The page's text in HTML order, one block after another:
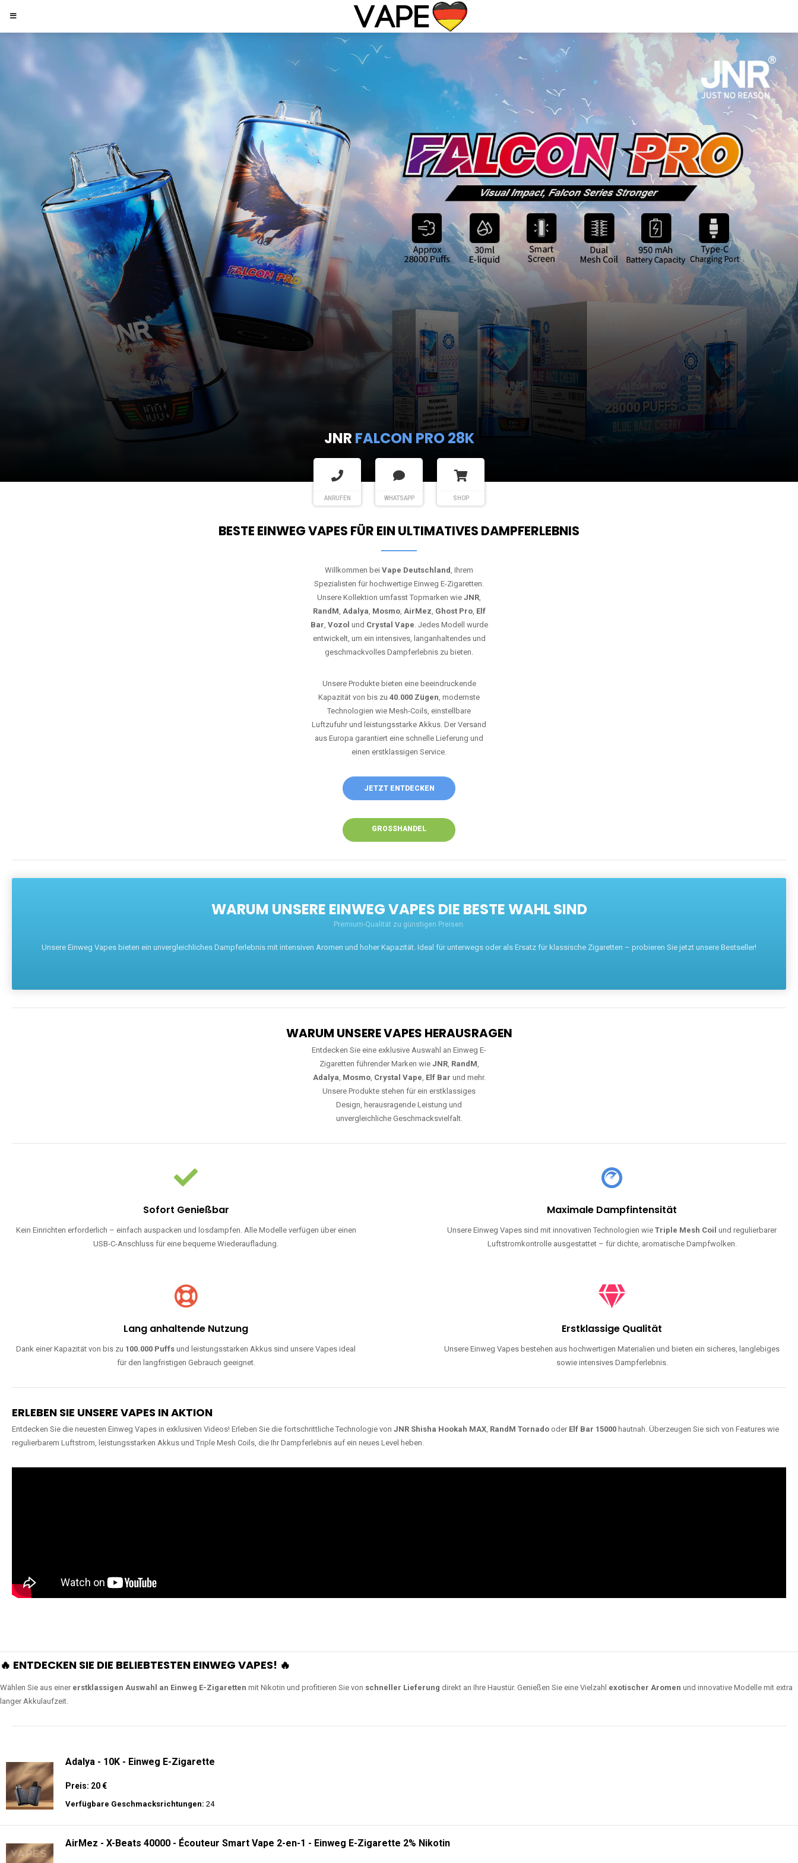
JNR FALCON PRO 28K
ANRUFEN WHATSAPP SHOP
BESTE EINWEG VAPES FÜR EIN ULTIMATIVES DAMPFERLEBNIS
Willkommen bei Vape Deutschland, Ihrem
Spezialisten für hochwertige Einweg E-Zigaretten.
Unsere Kollektion umfasst Topmarken wie JNR,
RandM, Adalya, Mosmo, AirMez, Ghost Pro, Elf
Bar, Vozol und Crystal Vape. Jedes Modell wurde
entwickelt, um ein intensives, langanhaltendes und
geschmackvolles Dampferlebnis zu bieten.
Unsere Produkte bieten eine beeindruckende
Kapazität von bis zu 40.000 Zügen, modernste
Technologien wie Mesh-Coils, einstellbare
Luftzufuhr und leistungsstarke Akkus. Der Versand
aus Europa garantiert eine schnelle Lieferung und
einen erstklassigen Service.
JETZT ENTDECKEN
GROSSHANDEL
WARUM UNSERE EINWEG VAPES DIE BESTE WAHL SIND
Premium-Qualität zu günstigen Preisen.
Unsere Einweg Vapes bieten ein unvergleichliches Dampferlebnis mit intensiven Aromen und hoher Kapazität. Ideal für unterwegs oder als Ersatz für klassische Zigaretten – probieren Sie jetzt unsere Bestseller!
WARUM UNSERE VAPES HERAUSRAGEN
Entdecken Sie eine exklusive Auswahl an Einweg E-
Zigaretten führender Marken wie JNR, RandM,
Adalya, Mosmo, Crystal Vape, Elf Bar und mehr.
Unsere Produkte stehen für ein erstklassiges
Design, herausragende Leistung und
unvergleichliche Geschmacksvielfalt.
Sofort Genießbar
Kein Einrichten erforderlich – einfach auspacken und losdampfen. Alle Modelle verfügen über einen
USB-C-Anschluss für eine bequeme Wiederaufladung.
Maximale Dampfintensität
Unsere Einweg Vapes sind mit innovativen Technologien wieTriple Mesh Coil und regulierbarer
Luftstromkontrolle ausgestattet – für dichte, aromatische Dampfwolken.
Lang anhaltende Nutzung
Dank einer Kapazität von bis zu 100.000 Puffs und leistungsstarken Akkus sind unsere Vapes ideal
für den langfristigen Gebrauch geeignet.
Erstklassige Qualität
Unsere Einweg Vapes bestehen aus hochwertigen Materialien und bieten ein sicheres, langlebiges
sowie intensives Dampferlebnis.
ERLEBEN SIE UNSERE VAPES IN AKTION
Entdecken Sie die neuesten Einweg Vapes in exklusiven Videos! Erleben Sie die fortschrittliche Technologie von JNR Shisha Hookah MAX, RandM Tornado oder Elf Bar 15000 hautnah. Überzeugen Sie sich von Features wie
regulierbarem Luftstrom, leistungsstarken Akkus und Triple Mesh Coils, die Ihr Dampferlebnis auf ein neues Level heben.
🔥 ENTDECKEN SIE DIE BELIEBTESTEN EINWEG VAPES! 🔥
Wählen Sie aus einer erstklassigen Auswahl an Einweg E-Zigaretten mit Nikotin und profitieren Sie von schneller Lieferung direkt an Ihre Haustür. Genießen Sie eine Vielzahl exotischer Aromen und innovative Modelle mit extra
langer Akkulaufzeit.
Adalya - 10K - Einweg E-Zigarette
Preis: 20 €
Verfügbare Geschmacksrichtungen: 24
AirMez - X-Beats 40000 - Écouteur Smart Vape 2-en-1 - Einweg E-Zigarette 2% Nikotin